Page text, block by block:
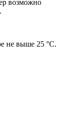
возможно
не выше 25 °C.